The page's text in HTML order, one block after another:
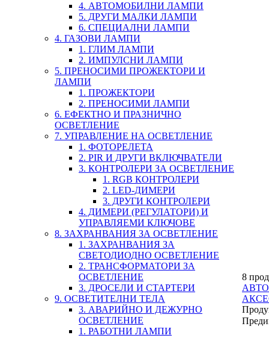
4. АВТОМОБИЛНИ ЛАМПИ
5. ДРУГИ МАЛКИ ЛАМПИ
6. СПЕЦИАЛНИ ЛАМПИ
4. ГАЗОВИ ЛАМПИ
1. ГЛИМ ЛАМПИ
2. ИМПУЛСНИ ЛАМПИ
5. ПРЕНОСИМИ ПРОЖЕКТОРИ И
ЛАМПИ
1. ПРОЖЕКТОРИ
2. ПРЕНОСИМИ ЛАМПИ
6. ЕФЕКТНО И ПРАЗНИЧНО
ОСВЕТЛЕНИЕ
7. УПРАВЛЕНИЕ НА ОСВЕТЛЕНИЕ
1. ФОТОРЕЛЕТА
2. PIR И ДРУГИ ВКЛЮЧВАТЕЛИ
3. КОНТРОЛЕРИ ЗА ОСВЕТЛЕНИЕ
1. RGB КОНТРОЛЕРИ
2. LED-ДИМЕРИ
3. ДРУГИ КОНТРОЛЕРИ
4. ДИМЕРИ (РЕГУЛАТОРИ) И
УПРАВЛЯЕМИ КЛЮЧОВЕ
8. ЗАХРАНВАНИЯ ЗА ОСВЕТЛЕНИЕ
1. ЗАХРАНВАНИЯ ЗА
СВЕТОДИОДНО ОСВЕТЛЕНИЕ
2. ТРАНСФОРМАТОРИ ЗА
ОСВЕТЛЕНИЕ
3. ДРОСЕЛИ И СТАРТЕРИ
9. ОСВЕТИТЕЛНИ ТЕЛА
3. АВАРИЙНО И ДЕЖУРНО
ОСВЕТЛЕНИЕ
1. РАБОТНИ ЛАМПИ
8